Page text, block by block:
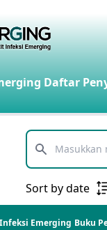
Daftar
Telusuri
Sort by date
Emerging Buku